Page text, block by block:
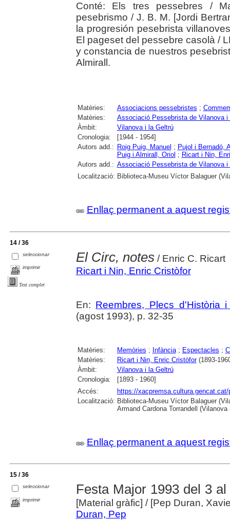
Conté: Els tres pessebres /
pesebrismo / J. B. M. [Jordi
la progresión pesebrista
El pageset del pessebre casolà /
y constancia de nuestros
Almirall.
Matèries: Associacions pessebristes ;
Matèries:
Associació Pessebrista de Vilanova i
Àmbit:
Vilanova i la Geltrú
Cronologia:
[1944 - 1954]
Autors add.: Roig Puig, Manuel ; Pujol i Bernadó,
Puig i Almirall, Oriol ; Ricart i Nin,
Autors add.: Associació Pessebrista de Vilanova i
Localització: Biblioteca-Museu Víctor Balaguer
Enllaç permanent a aquest
14 / 36
seleccionar
imprimir
Text complet
El Circ, notes/ Enric C. Ricart
Ricart i Nin, Enric Cristòfor
En: Reembres, Plecs d'Història i
(agost 1993), p. 32-35
Matèries: Memòries ; Infància; Espectacles ;
Matèries:
Ricart i Nin, Enric Cristòfor(1893-
Àmbit:
Vilanova i la Geltrú
Cronologia:
[1893 - 1960]
Accés:
https://xacpremsa.cultura.gencat.cat/
Localització: Biblioteca-Museu Víctor Balaguer
Armand Cardona Torrandell (Vilanova
Enllaç permanent a aquest
15 / 36
seleccionar
imprimir
Festa Major 1993 del 3
[Material gràfic] / [Pep Duran,
Duran, Pep